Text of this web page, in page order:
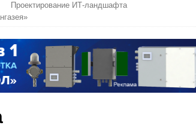
Проектирование ИТ-ландшафта